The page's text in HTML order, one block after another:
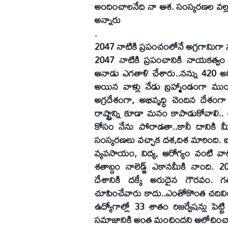
అందించాలనేది నా ఆశ. సంస్కరణల
అన్నారు
.
2047 నాటికి ప్రపంచంలోనే
2047 నాటికి ప్రపంచానికి
ఆనాడు ఎగతాళి చేశారు..నన్ను
అయిన వాళ్లు నేడు బ్రహ్మాండంగా
అగ్రదేశంగా, అభివృధ్ధి చెందిన
రాష్ట్రాన్ని కూడా మనం కాపాడుకోవాలి..
కోసం నేను పోరాడతా..కానీ దానికి
సంస్కరణలు వచ్చాక దశ,దిశ
వ్యవసాయం, విద్య, ఆరోగ్యం వంటి
శతాబ్దం నాలెడ్జ్‌ ఎకానమీకి నాంది.
దేశానికి దక్కే అరుదైన గౌరవం.
చూపించేవారు కాదు..ఎంతోకొంత
ఉద్యోగాల్లో 33 శాతం రిజర్వేషన్లు
సమాజానికి అంత మంచిందని